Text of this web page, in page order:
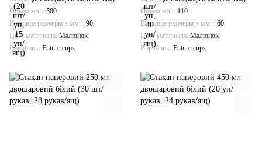
Объём мл : 500
Внешние размеры в мм : 90
Цвет материала Малюнок
Виробник Future cups
Объём мл : 110
Внешние размеры в мм : 60
Цвет материала Малюнок
Виробник Future cups